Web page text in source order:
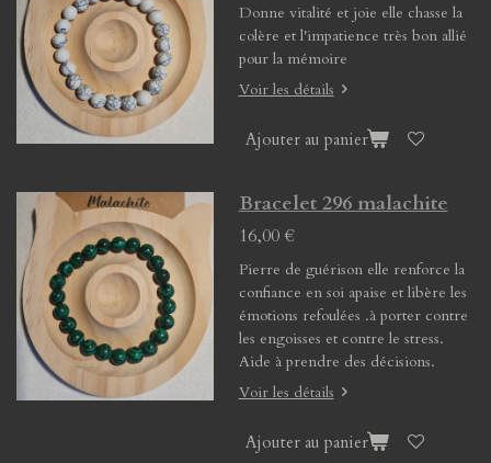
Donne vitalité et joie elle chasse la
colère et l'impatience très bon allié
pour la mémoire
Voir les détails
Ajouter au panier
Bracelet 296 malachite
16,00 €
Pierre de guérison elle renforce la
confiance en soi apaise et libère les
émotions refoulées .à porter contre
les engoisses et contre le stress.
Aide à prendre des décisions.
Voir les détails
Ajouter au panier